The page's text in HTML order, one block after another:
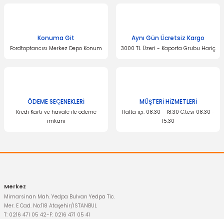
Ürün resmi kalitesiz, bozuk veya görüntülenemiyor.
Bu ürüne benzer farklı alternatifler olmalı.
Konuma Git
Fordtoptancısı Merkez Depo Konum
Aynı Gün Ücretsiz Kargo
3000 TL Üzeri - Kaporta Grubu Hariç
ÖDEME SEÇENEKLERİ
Kredi Kartı ve havale ile ödeme
imkanı
MÜŞTERİ HİZMETLERİ
Hafta içi: 08:30 - 18:30 C.tesi 08:30 -
15:30
Merkez
Mimarsinan Mah. Yedpa Bulvarı Yedpa Tic.
Mer. E Cad. No:118 Ataşehir/İSTANBUL
T: 0216 471 05 42-F: 0216 471 05 41